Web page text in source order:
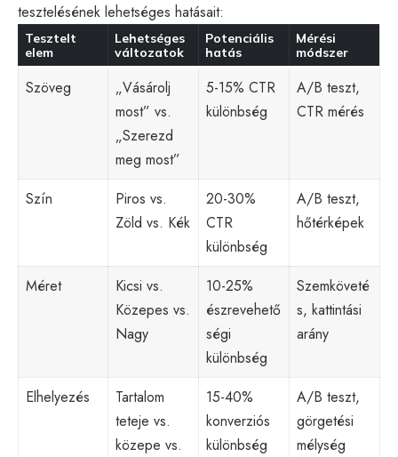
tesztelésének lehetséges hatásait:
Tesztelt
elem
Lehetséges
változatok
Potenciális
hatás
Mérési
módszer
Szöveg
„Vásárolj
most” vs.
„Szerezd
meg most”
5-15% CTR
különbség
A/B teszt,
CTR mérés
Szín
Piros vs.
Zöld vs. Kék
20-30%
CTR
különbség
A/B teszt,
hőtérképek
Méret
Kicsi vs.
Közepes vs.
Nagy
10-25%
észrevehető
ségi
különbség
Szemköveté
s, kattintási
arány
Elhelyezés
Tartalom
teteje vs.
közepe vs.
15-40%
konverziós
különbség
A/B teszt,
görgetési
mélység